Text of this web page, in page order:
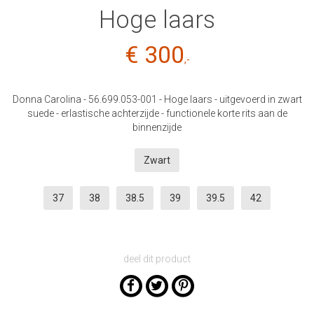
Hoge laars
€ 300,-
Donna Carolina - 56.699.053-001 - Hoge laars - uitgevoerd in zwart
suede - erlastische achterzijde - functionele korte rits aan de
binnenzijde
Zwart
37 38 38.5 39 39.5 42
deel dit product